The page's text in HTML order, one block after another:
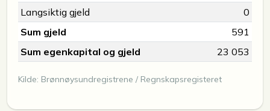
Langsiktig gjeld
0
Sum gjeld
591
Sum egenkapital og gjeld
23 053
Kilde: Brønnøysundregistrene / Regnskapsregisteret